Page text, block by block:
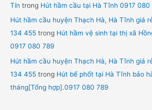
Tín trong Hút hầm cầu tại Hà Tĩnh 0917 080
Hút hầm cầu huyện Thạch Hà, Hà Tĩnh giá
134 455 trong Hút hầm vệ sinh tại thị xã
0917 080 789
Hút hầm cầu huyện Thạch Hà, Hà Tĩnh giá
134 455 trong Hút bể phốt tại Hà Tĩnh bảo
tháng[Tổng hợp].0917 080 789